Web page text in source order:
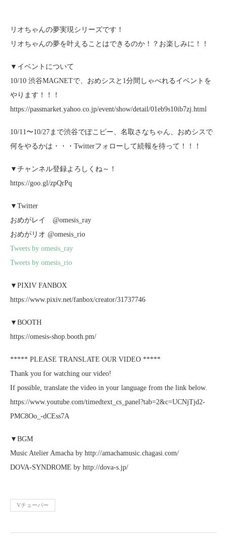
リオちゃんの夢実現シリーズです！
リオちゃんの夢を叶えることはできるのか！？お楽しみに！！
▼イベントについて
10/10 渋谷MAGNETで、おめシスと1分間しゃべれるイベントを
やります！！！
https://passmarket.yahoo.co.jp/event/show/detail/01eb9s10ib7zj.html
10/11〜10/27まで渋谷でぽこピー、名取さなちゃん、おめシスで
何をやるかは・・・Twitterフォローして続報を待って！！！
▼チャンネル登録よろしくね～！
https://goo.gl/zpQrPq
▼Twitter
おめがレイ @omesis_ray
おめがリオ @omesis_rio
Tweets by omesis_ray
Tweets by omesis_rio
▼PIXIV FANBOX
https://www.pixiv.net/fanbox/creator/31737746
▼BOOTH
https://omesis-shop.booth.pm/
***** PLEASE TRANSLATE OUR VIDEO *****
Thank you for watching our video!
If possible, translate the video in your language from the link below.
https://www.youtube.com/timedtext_cs_panel?tab=2&c=UCNjTjd2-
PMC8Oo_-dCEss7A
▼BGM
Music Atelier Amacha by http://amachamusic.chagasi.com/
DOVA-SYNDROME by http://dova-s.jp/
Vチューバー